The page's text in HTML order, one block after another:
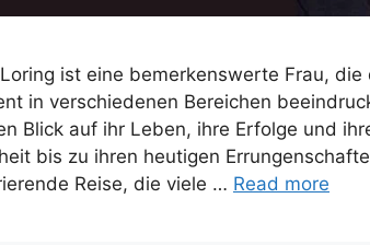
ist eine bemerkenswerte Frau,
in verschiedenen Bereichen
Blick auf ihr Leben, ihre Erfolge und
bis zu ihren heutigen
Reise, die viele … Read more